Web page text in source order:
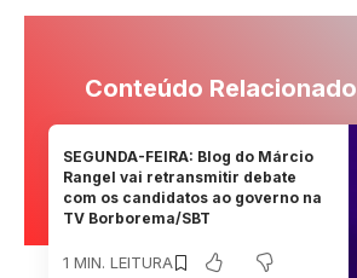
Conteúdo Relacionado
SEGUNDA-FEIRA: Blog do Márcio
Rangel vai retransmitir debate
com os candidatos ao governo na
TV Borborema/SBT
1 MIN. LEITURA